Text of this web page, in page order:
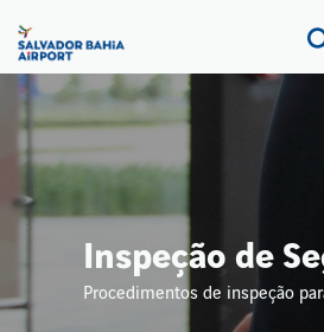
para
o
conteúdo
principal
Inspeção de
Procedimentos de inspeção